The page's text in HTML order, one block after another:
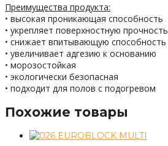
Преимущества продукта:
• высокая проникающая способность
• укрепляет поверхностную прочность
• снижает впитывающую способность
• увеличивает адгезию к основанию
• морозостойкая
• экологически безопасная
• подходит для полов с подогревом
Похожие товары